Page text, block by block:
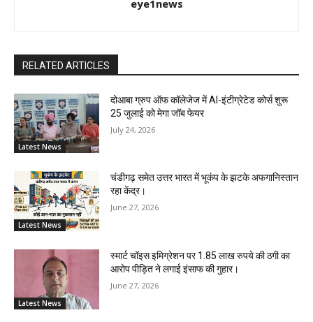
eye1news
RELATED ARTICLES
Latest News
दोआबा ग्रुप ऑफ कॉलेजेज में AI-इंटीग्रेटेड कोर्स शुरू
25 जुलाई को मेगा जॉब फेयर
July 24, 2026
Latest News
चंडीगढ़ समेत उत्तर भारत में भूकंप के झटके अफगानिस्तान
रहा केंद्र।
June 27, 2026
Latest News
स्मार्ट चॉइस इमिग्रेशन पर 1.85 लाख रुपये की ठगी का
आरोप पीड़ित ने लगाई इंसाफ की गुहार।
June 27, 2026